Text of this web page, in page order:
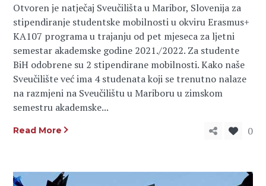
Otvoren je natječaj Sveučilišta u Maribor, Slovenija za
stipendiranje studentske mobilnosti u okviru Erasmus+
KA107 programa u trajanju od pet mjeseca za ljetni
semestar akademske godine 2021./2022. Za studente
BiH odobrene su 2 stipendirane mobilnosti. Kako naše
Sveučilište već ima 4 studenata koji se trenutno nalaze
na razmjeni na Sveučilištu u Mariboru u zimskom
semestru akademske...
Read More 0